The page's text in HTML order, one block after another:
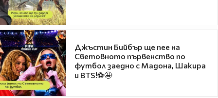
Джъстин Бийбър ще пее на
Световното първенство по
футбол заедно с Мадона, Шакира
и BTS!⚽🤩